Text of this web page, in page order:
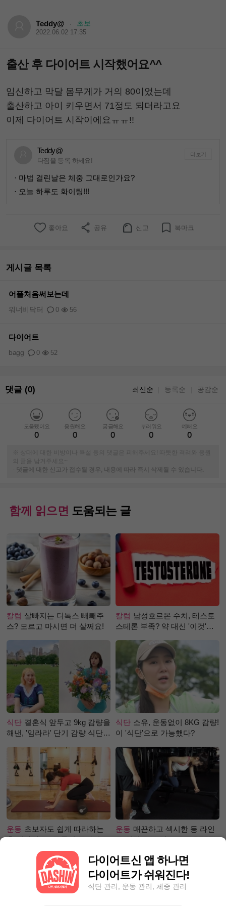
Teddy@ · 초보
2022.06.02 17:35
출산 후 다이어트 시작했어요^^
임신하고 막달 몸무게가 거의 80이었는데
출산하고 아이 키우면서 71정도 되더라고요
이제 다이어트 시작이에요ㅠㅠ!!
Teddy@
다짐을 등록 하세요!
더보기
· 마법 걸린날은 체중 그대로인가요?
· 오늘 하루도 화이팅!!!
좋아요 공유 신고 북마크
게시글 목록
어플처음써보는데
0 56
워너비닥터
다이어트
0 52
bagg
댓글 (0) 최신순 등록순 공감순
도움됐어요
0
응원해요
0
궁금해요
0
부러워요
0
예뻐요
0
※ 상대에 대한 비방이나 욕설 등의 댓글은 피해주세요! 따뜻한 격려와 응원
의 글을 남겨주세요~
-
댓글에 대한 신고가 접수될 경우, 내용에 따라 즉시 삭제될 수 있습니다.
함께 읽으면 도움되는 글
칼럼 살빠지는 디톡스 빼빼주
스? 모르고 마시면 더 살쩌요!
칼럼 남성호르몬 수치, 테스토
스테론 부족? 약 대신 '이것'으
식단 결혼식 앞두고 9kg 감량을
해낸, '임라라' 단기 감량 식단
식단 소유, 운동없이 8KG 감량!
이 '식단'으로 가능했다?
운동 초보자도 쉽게 따라하는
홈 필라테스 - 폼롤러 종아리 알
운동 매끈하고 섹시한 등 라인
을 위한 초보 헬스 운동 BEST!
다이어트신 앱 하나면
다이어트가 쉬워진다!
식단 관리, 운동 관리, 체중 관리